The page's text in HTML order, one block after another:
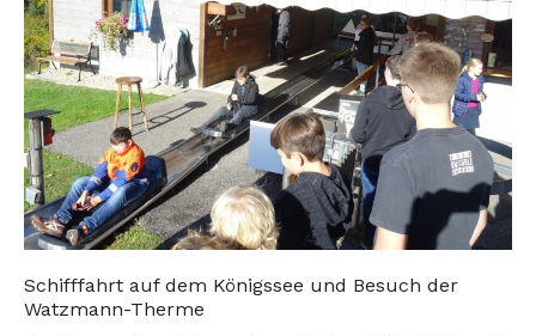
Schifffahrt auf dem Königssee und Besuch der
Watzmann-Therme